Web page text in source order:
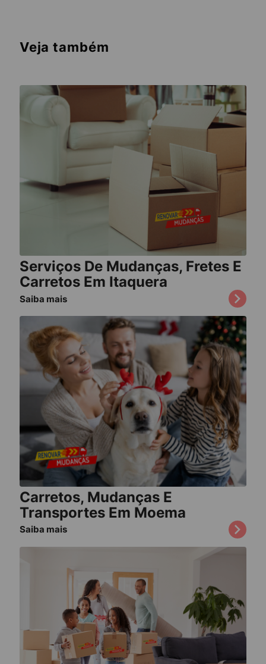
Veja também
Serviços De Mudanças, Fretes E
Carretos Em Itaquera
Saiba mais
Carretos, Mudanças E
Transportes Em Moema
Saiba mais